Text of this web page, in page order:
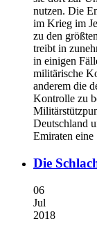
nutzen. Die
im Krieg im
zu den
treibt in
in einigen
militärische
anderem die
Kontrolle zu
Deutschland
Emiraten eine
Die
06
Jul
2018